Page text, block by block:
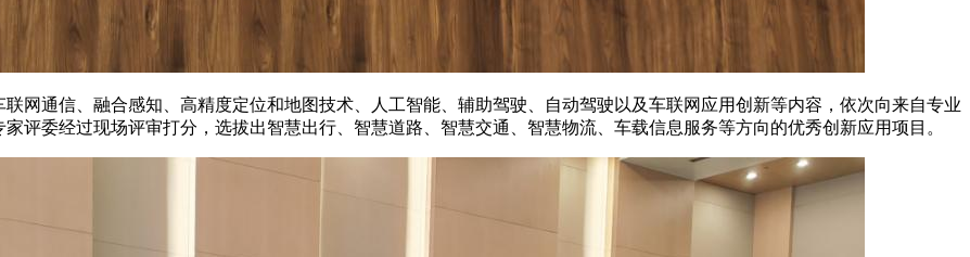
通信、融合感知、高精度定位和地图技术、人工智能、辅助驾驶、自动驾驶以及车联网应用创新等内容，依次向来自专业
评委经过现场评审打分，选拔出智慧出行、智慧道路、智慧交通、智慧物流、车载信息服务等方向的优秀创新应用项目。